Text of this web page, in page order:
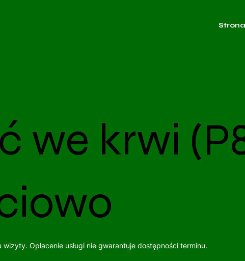
we krwi
wizyty. Opłacenie usługi nie gwarantuje dostępności terminu.